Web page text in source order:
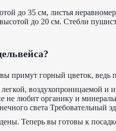
до 35 см, листья
до 20 см. Стебли
примут горный цветок,
воздухопроницаемой и
не любит органику и
света Требовательный
Теперь вы готовы к